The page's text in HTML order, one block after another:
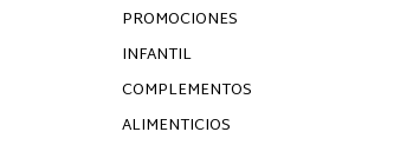
PROMOCIONES
INFANTIL
COMPLEMENTOS
ALIMENTICIOS